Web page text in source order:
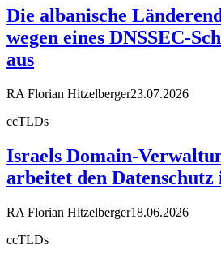
Die albanische
wegen eines DNSSEC-
aus
RA Florian Hitzelberger23.07.2026
ccTLDs
Israels Domain-
arbeitet den
RA Florian Hitzelberger18.06.2026
ccTLDs